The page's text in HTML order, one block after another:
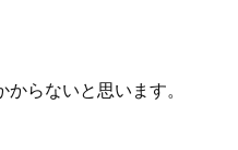
らないと思います。